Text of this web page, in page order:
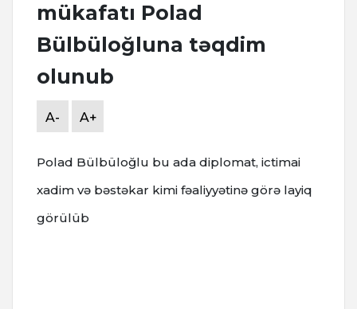
mükafatı Polad
Bülbüloğluna təqdim
olunub
A- A+
Polad Bülbüloğlu bu ada diplomat, ictimai
xadim və bəstəkar kimi fəaliyyətinə görə layiq
görülüb